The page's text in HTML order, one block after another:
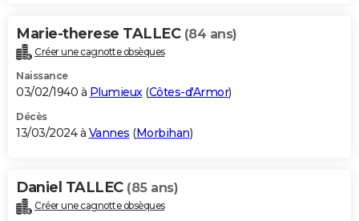
Marie-therese TALLEC (84 ans)
Créer une cagnotte obsèques
Naissance
03/02/1940 à Plumieux(Côtes-d'Armor)
Décès
13/03/2024 à Vannes (Morbihan)
Daniel TALLEC (85 ans)
Créer une cagnotte obsèques